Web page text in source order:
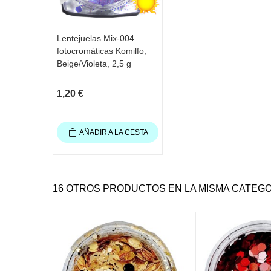
Lentejuelas Mix-004
fotocromáticas Komilfo,
Beige/Violeta, 2,5 g
1,20 €
AÑADIR A LA CESTA
16 OTROS PRODUCTOS EN LA MISMA